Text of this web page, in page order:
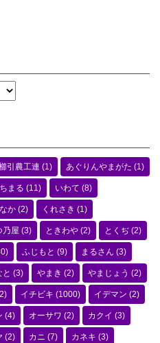
引農工連 (1) あぐりんやまがた (1)
まる (11) いわて (8)
か (2) くれさき (1)
乃屋 (3) ときわや (2) とくぢ (2)
ふじもと (9) まるさん (3)
と (3) やまき (2) やまじょう (2)
イチビキ (1000) イデマン (2)
(4) オーサワ (2) カクイ (3)
(2) カニ (7) カネキ (3)